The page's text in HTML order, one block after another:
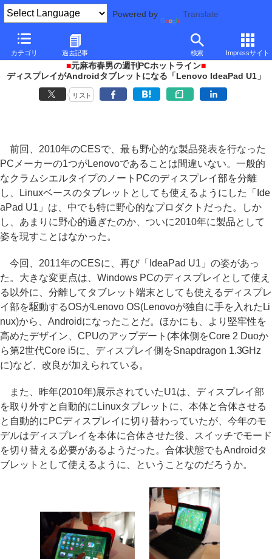
Powered by Translate
カテゴリ 過去記事 検索 Impressサイト
PC Watch イベント
■元麻布春男の週刊PCホットライン■
ディスプレイがAndroidタブレットになる「Lenovo IdeaPad U1」
リスト
前回、2010年のCESで、最も野心的な製品発表を行なった
PCメーカーの1つがLenovoであることは間違いない。一般的
なクラムシエルタイプのノートPCのディスプレイ部を分離
し、Linuxベースのタブレットとしても使えるようにした「Ide
aPad U1」は、中でも特に野心的なプロダクトだった。しか
し、あまりに野心的過ぎたのか、ついに2010年に製品として
姿を現すことはなかった。
今回、2011年のCESに、再び「IdeaPad U1」の姿があっ
た。大きな変更点は、Windows PCのディスプレイとして使え
る以外に、分離してタブレット端末としても使えるディスプレ
イ部を駆動するOSがLenovo OS(Lenovoが独自に手を入れたLi
nux)から、Androidになったことだ。ほかにも、より堅牢性を
高めたデザイン、CPUのアップデート(本体側をCore 2 Duoか
ら第2世代Core i5に、ディスプレイ側をSnapdragon 1.3GHz
に)など、改良が加えられている。
また、昨年(2010年)展示されていたU1は、ディスプレイ部
を取り外すと自動的にLinuxタブレットに、本体と合体させる
と自動的にPCディスプレイに切り替わっていたが、今年のモ
デルはディスプレイを本体に合体させた後、スイッチでモード
を切り替える必要があるようだった。合体状態でもAndroidタ
ブレットとして使えるように、ということなのだろうか。